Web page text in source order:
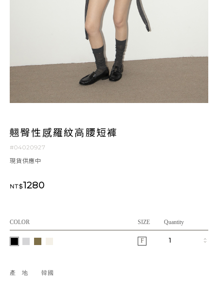
翹臀性感羅紋高腰短褲
#04020927
現貨供應中
NT$1280
COLOR SIZE Quantity
F
產地韓國